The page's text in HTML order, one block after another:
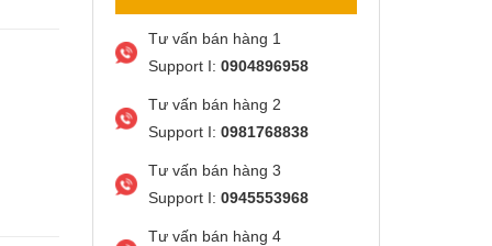
Tư vấn bán hàng 1
Support I: 0904896958
Tư vấn bán hàng 2
Support I: 0981768838
Tư vấn bán hàng 3
Support I: 0945553968
Tư vấn bán hàng 4